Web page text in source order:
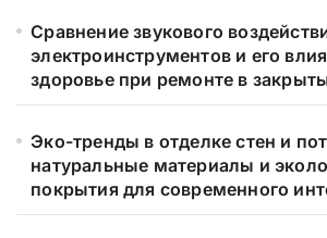
Сравнение звукового
электроинструментов и его
здоровье при ремонте в
Эко-тренды в отделке стен и
натуральные материалы и
покрытия для современного